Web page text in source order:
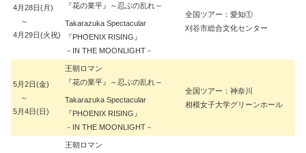
4月28日(月)
～
4月29日(火祝)
『花の業平』～忍ぶの乱れ～
全国ツアー：愛知①
刈谷市総合文化センター
Takarazuka Spectacular
『PHOENIX RISING』
－IN THE MOONLIGHT－
5月2日(金)
～
5月4日(日)
王朝ロマン
『花の業平』～忍ぶの乱れ～
全国ツアー：神奈川
相模女子大学グリーンホール
Takarazuka Spectacular
『PHOENIX RISING』
－IN THE MOONLIGHT－
王朝ロマン